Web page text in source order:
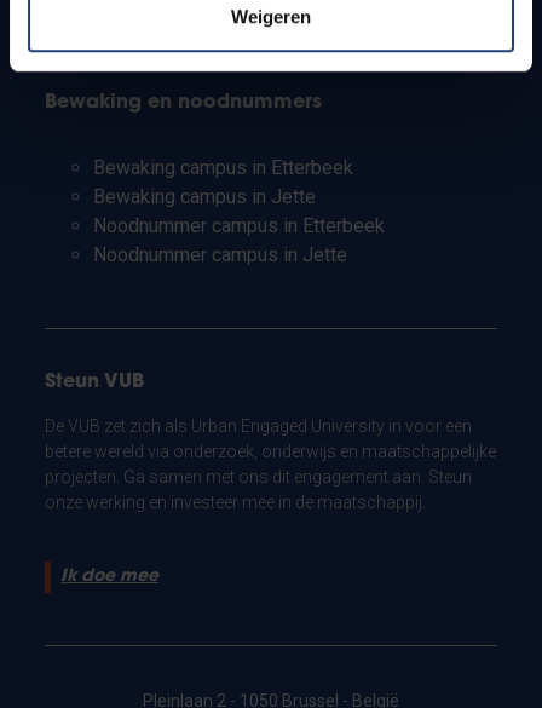
Weigeren
Bewaking en noodnummers
Bewaking campus in Etterbeek
Bewaking campus in Jette
Noodnummer campus in Etterbeek
Noodnummer campus in Jette
Steun VUB
De VUB zet zich als Urban Engaged University in voor een
betere wereld via onderzoek, onderwijs en maatschappelijke
projecten. Ga samen met ons dit engagement aan. Steun
onze werking en investeer mee in de maatschappij.
Ik doe mee
Pleinlaan 2 - 1050 Brussel - België